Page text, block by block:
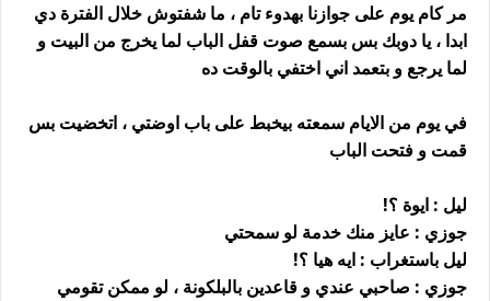
مر كام يوم على جوازنا بهدوء تام ، ما شفتوش خلال الفترة دي
ابدا ، يا دوبك بس بسمع صوت قفل الباب لما يخرج من البيت و
لما يرجع و بتعمد اني اختفي بالوقت ده
في يوم من الايام سمعته بيخبط على باب اوضتي ، اتخضيت بس
قمت و فتحت الباب
ليل : ايوة ؟!
جوزي : عايز منك خدمة لو سمحتي
ليل باستغراب : ايه هيا ؟!
جوزي : صاحبي عندي و قاعدين بالبلكونة ، لو ممكن تقومي